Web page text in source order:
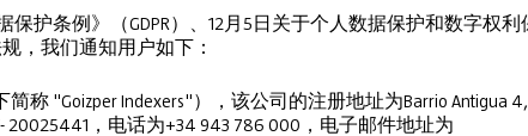
护条例》（GDPR）、12月5日关于个人数据保护和数字权利
，我们通知用户如下：
称 "Goizper Indexers"），该公司的注册地址为Barrio Antigua 4,
20025441，电话为+34 943 786 000，电子邮件地址为